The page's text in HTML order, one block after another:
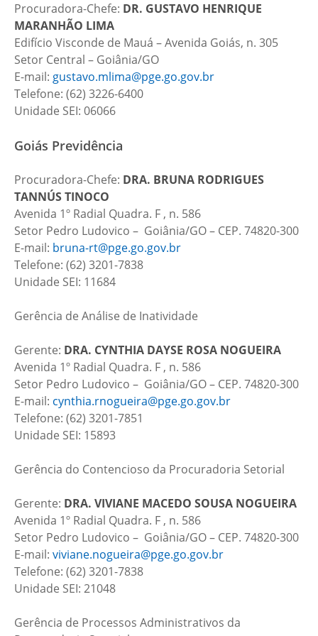
Procuradora-Chefe: DR. GUSTAVO HENRIQUE
MARANHÃO LIMA
Edifício Visconde de Mauá – Avenida Goiás, n. 305
Setor Central – Goiânia/GO
E-mail: gustavo.mlima@pge.go.gov.br
Telefone: (62) 3226-6400
Unidade SEI: 06066
Goiás Previdência
Procuradora-Chefe: DRA. BRUNA RODRIGUES
TANNÚS TINOCO
Avenida 1º Radial Quadra. F , n. 586
Setor Pedro Ludovico – Goiânia/GO – CEP. 74820-300
E-mail: bruna-rt@pge.go.gov.br
Telefone: (62) 3201-7838
Unidade SEI: 11684
Gerência de Análise de Inatividade
Gerente: DRA. CYNTHIA DAYSE ROSA NOGUEIRA
Avenida 1º Radial Quadra. F , n. 586
Setor Pedro Ludovico – Goiânia/GO – CEP. 74820-300
E-mail: cynthia.rnogueira@pge.go.gov.br
Telefone: (62) 3201-7851
Unidade SEI: 15893
Gerência do Contencioso da Procuradoria Setorial
Gerente: DRA. VIVIANE MACEDO SOUSA NOGUEIRA
Avenida 1º Radial Quadra. F , n. 586
Setor Pedro Ludovico – Goiânia/GO – CEP. 74820-300
E-mail: viviane.nogueira@pge.go.gov.br
Telefone: (62) 3201-7838
Unidade SEI: 21048
Gerência de Processos Administrativos da